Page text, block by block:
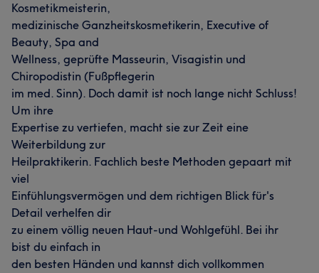
Kosmetikmeisterin,
medizinische Ganzheitskosmetikerin, Executive of
Beauty, Spa and
Wellness, geprüfte Masseurin, Visagistin und
Chiropodistin (Fußpflegerin
im med. Sinn). Doch damit ist noch lange nicht Schluss!
Um ihre
Expertise zu vertiefen, macht sie zur Zeit eine
Weiterbildung zur
Heilpraktikerin. Fachlich beste Methoden gepaart mit
viel
Einfühlungsvermögen und dem richtigen Blick für's
Detail verhelfen dir
zu einem völlig neuen Haut-und Wohlgefühl. Bei ihr
bist du einfach in
den besten Händen und kannst dich vollkommen